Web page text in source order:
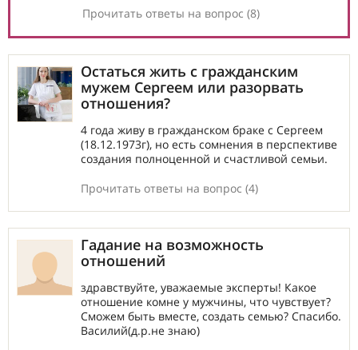
Прочитать ответы на вопрос (8)
Остаться жить с гражданским
мужем Сергеем или разорвать
отношения?
4 года живу в гражданском браке с Сергеем
(18.12.1973г), но есть сомнения в перспективе
создания полноценной и счастливой семьи.
Прочитать ответы на вопрос (4)
Гадание на возможность
отношений
здравствуйте, уважаемые эксперты! Какое
отношение комне у мужчины, что чувствует?
Сможем быть вместе, создать семью? Спасибо.
Василий(д.р.не знаю)